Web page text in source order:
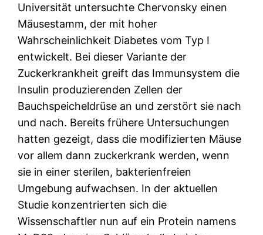
Universität untersuchte Chervonsky einen
Mäusestamm, der mit hoher
Wahrscheinlichkeit Diabetes vom Typ I
entwickelt. Bei dieser Variante der
Zuckerkrankheit greift das Immunsystem die
Insulin produzierenden Zellen der
Bauchspeicheldrüse an und zerstört sie nach
und nach. Bereits frühere Untersuchungen
hatten gezeigt, dass die modifizierten Mäuse
vor allem dann zuckerkrank werden, wenn
sie in einer sterilen, bakterienfreien
Umgebung aufwachsen. In der aktuellen
Studie konzentrierten sich die
Wissenschaftler nun auf ein Protein namens